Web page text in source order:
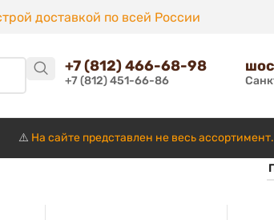
доставкой по всей России
+7 (812) 466-68-98
+7 (812) 451-66-86
⚠️ На сайте представлен не весь